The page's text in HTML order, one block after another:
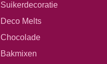
Suikerdecoratie
Deco Melts
Chocolade
Bakmixen